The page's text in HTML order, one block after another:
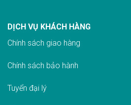
DỊCH VỤ KHÁCH HÀNG
Chính sách giao hàng
Chính sách bảo hành
Tuyển đại lý